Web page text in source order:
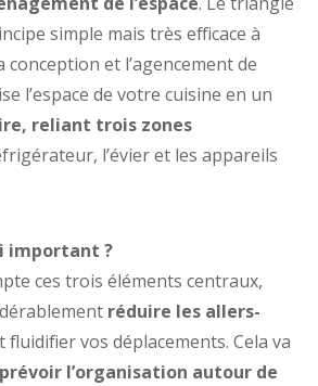
simple mais très efficace à
et l’agencement de
l’espace de votre cuisine en un
reliant trois zones
l’évier et les appareils
important ?
ces trois éléments centraux,
réduire les allers-
fluidifier vos déplacements. Cela va
prévoir l’organisation autour de